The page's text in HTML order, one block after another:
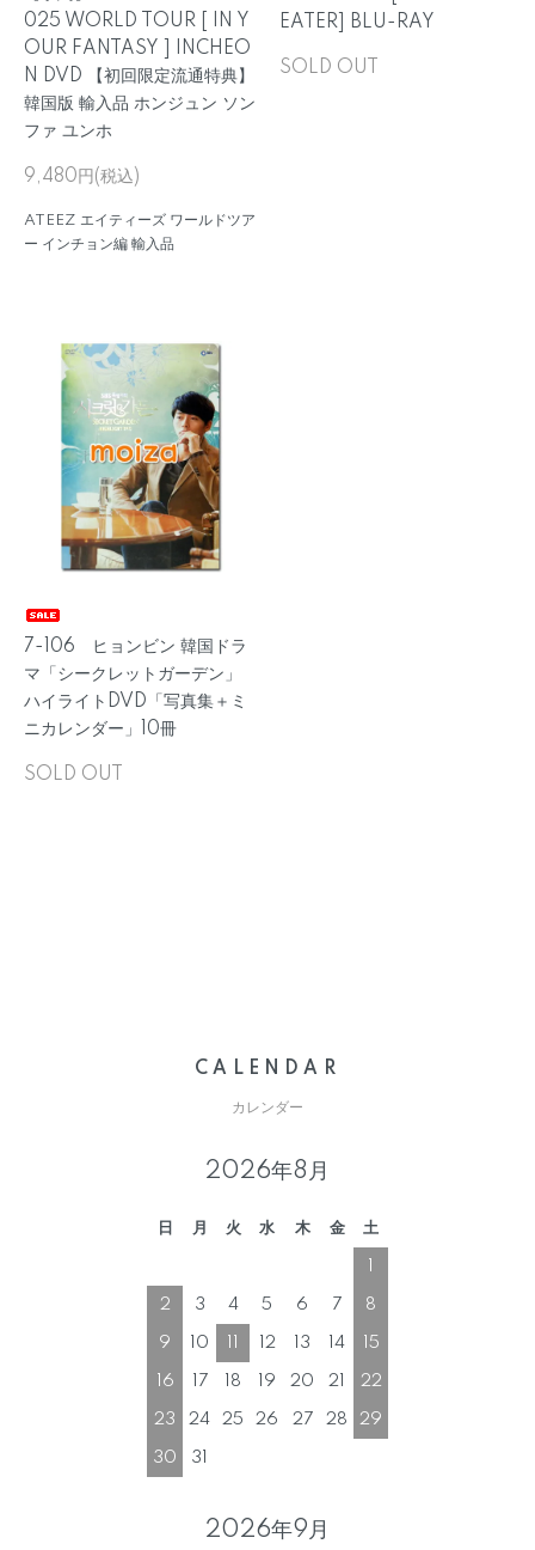
025 WORLD TOUR [ IN Y
OUR FANTASY ] INCHEO
N DVD 【初回限定流通特典】
韓国版 輸入品 ホンジュン ソン
ファ ユンホ
9,480円(税込)
ATEEZ エイティーズ ワールドツア
ー インチョン編 輸入品
EATER] BLU-RAY
SOLD OUT
7-106 ヒョンビン 韓国ドラ
マ「シークレットガーデン」
ハイライトDVD「写真集＋ミ
ニカレンダー」10冊
SOLD OUT
CALENDAR
カレンダー
2026年8月
日 月 火 水 木 金 土
2 3 4 5 6 7 8
9 10 12 13 14 15
16 17 18 19 20 21 22
23 24 25 26 27 28 29
30 31
2026年9月